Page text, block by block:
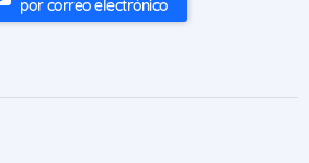
por correo electrónico